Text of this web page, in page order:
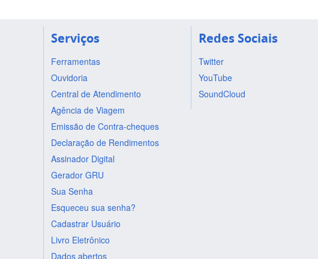
Serviços
Ferramentas
Ouvidoria
Central de Atendimento
Agência de Viagem
Emissão de Contra-cheques
Declaração de Rendimentos
Assinador Digital
Gerador GRU
Sua Senha
Esqueceu sua senha?
Cadastrar Usuário
Livro Eletrônico
Dados abertos
Redes Sociais
Twitter
YouTube
SoundCloud